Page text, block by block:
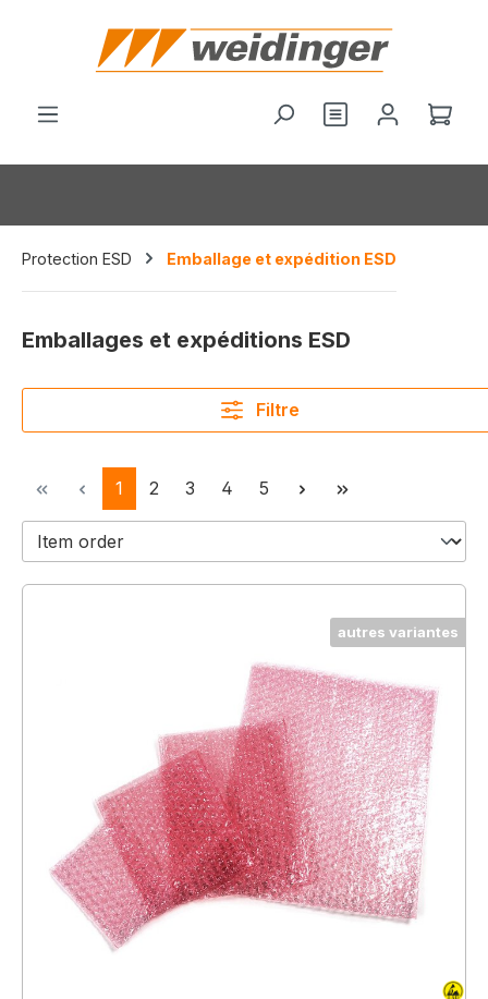
principal
Vous avez 0Le
Protection ESD Emballage et expédition ESD
Emballages et expéditions ESD
Filtre
Page
1 Page
2 Page
3 Page
4 Page
5
autres variantes